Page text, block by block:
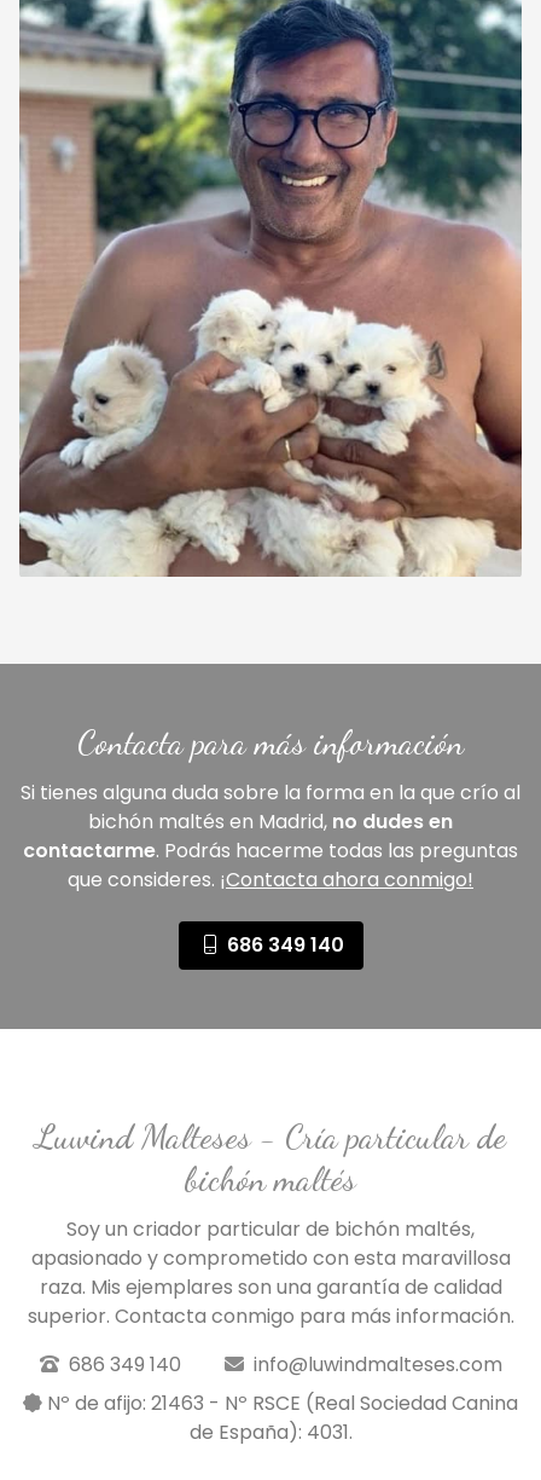
Contacta para más información
Si tienes alguna duda sobre la forma en la que crío al
bichón maltés en Madrid, no dudes en
contactarme. Podrás hacerme todas las preguntas
que consideres. ¡Contacta ahora conmigo!
686 349 140
Luwind Malteses - Cría particular de
bichón maltés
Soy un criador particular de bichón maltés,
apasionado y comprometido con esta maravillosa
raza. Mis ejemplares son una garantía de calidad
superior. Contacta conmigo para más información.
686 349 140
info@luwindmalteses.com
Nº de afijo: 21463 - Nº RSCE (Real Sociedad Canina
de España): 4031.